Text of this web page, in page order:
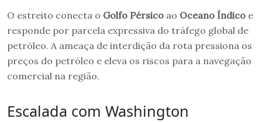
O estreito conecta o Golfo Pérsico ao Oceano Índico e
responde por parcela expressiva do tráfego global de
petróleo. A ameaça de interdição da rota pressiona os
preços do petróleo e eleva os riscos para a navegação
comercial na região.
Escalada com Washington